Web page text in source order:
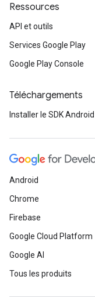
Ressources
API et outils
Services Google Play
Google Play Console
Téléchargements
Installer le SDK Android
Android
Chrome
Firebase
Google Cloud Platform
Google AI
Tous les produits